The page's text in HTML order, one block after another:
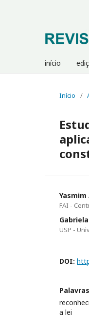
início
Início /
FAI -
USP -
DOI:
a lei